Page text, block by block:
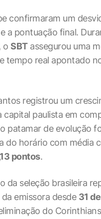
confirmaram um
a pontuação final.
o SBTassegurou uma
tempo real apontado
registrou um
paulista em
patamar de evolução
do horário com média
pontos.
da seleção brasileira
emissora desde 31
do